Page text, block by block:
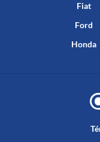
Fiat
Ford
Honda